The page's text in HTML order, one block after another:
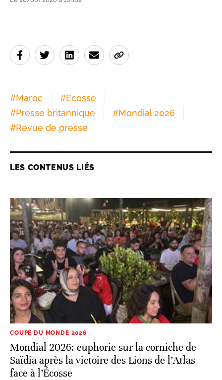
#Maroc #Ecosse
#Presse britannique #Mondial 2026
#Revue de presse
LES CONTENUS LIÉS
COUPE DU MONDE 2026
Mondial 2026: euphorie sur la corniche de
Saïdia après la victoire des Lions de l’Atlas
face à l’Écosse